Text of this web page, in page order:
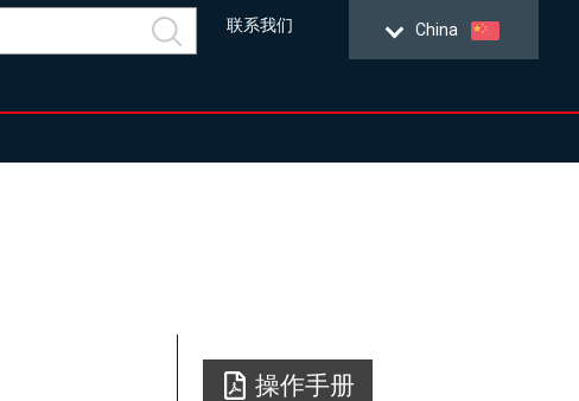
China
联系我们
操作手册